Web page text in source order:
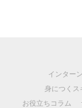
インター
身につくス
お役立ちコラム